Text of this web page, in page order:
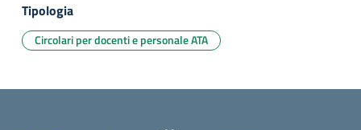
Tipologia
Circolari per docenti e personale ATA